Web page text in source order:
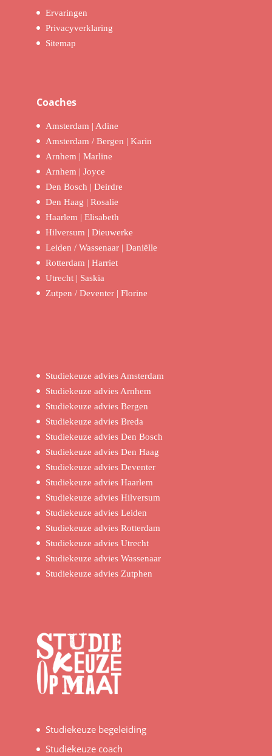
Ervaringen
Privacyverklaring
Sitemap
Coaches
Amsterdam | Adine
Amsterdam / Bergen | Karin
Arnhem | Marline
Arnhem | Joyce
Den Bosch | Deirdre
Den Haag | Rosalie
Haarlem | Elisabeth
Hilversum | Dieuwerke
Leiden / Wassenaar | Daniëlle
Rotterdam | Harriet
Utrecht | Saskia
Zutpen / Deventer | Florine
Studiekeuze advies Amsterdam
Studiekeuze advies Arnhem
Studiekeuze advies Bergen
Studiekeuze advies Breda
Studiekeuze advies Den Bosch
Studiekeuze advies Den Haag
Studiekeuze advies Deventer
Studiekeuze advies Haarlem
Studiekeuze advies Hilversum
Studiekeuze advies Leiden
Studiekeuze advies Rotterdam
Studiekeuze advies Utrecht
Studiekeuze advies Wassenaar
Studiekeuze advies Zutphen
Studiekeuze begeleiding
Studiekeuze coach